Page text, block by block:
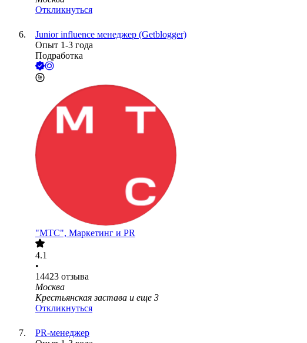
Откликнуться
Junior influence менеджер (Getblogger)
Опыт 1-3 года
Подработка
"МТС", Маркетинг и PR
4.1
•
14423 отзыва
Москва
Крестьянская застава и еще 3
Откликнуться
PR-менеджер